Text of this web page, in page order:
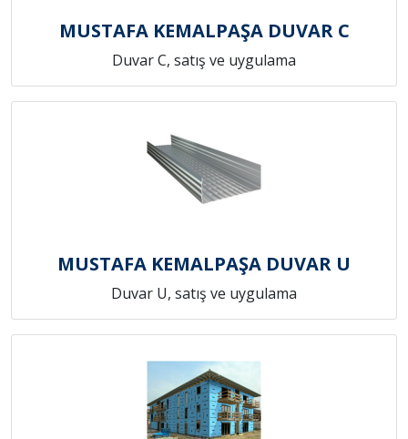
MUSTAFA KEMALPAŞA DUVAR C
Duvar C, satış ve uygulama
MUSTAFA KEMALPAŞA DUVAR U
Duvar U, satış ve uygulama